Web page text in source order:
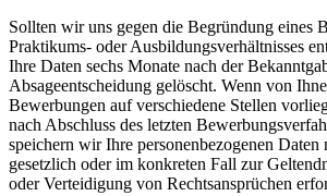
Sollten wir uns gegen die Begründung eines
Praktikums- oder Ausbildungsverhältnisses
Ihre Daten sechs Monate nach der
Absageentscheidung gelöscht. Wenn von
Bewerbungen auf verschiedene Stellen
nach Abschluss des letzten
speichern wir Ihre personenbezogenen Daten
gesetzlich oder im konkreten Fall zur
oder Verteidigung von Rechtsansprüchen